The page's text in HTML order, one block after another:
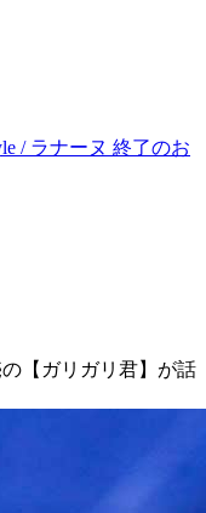
/ ラナーヌ 終了のお
【ガリガリ君】が話